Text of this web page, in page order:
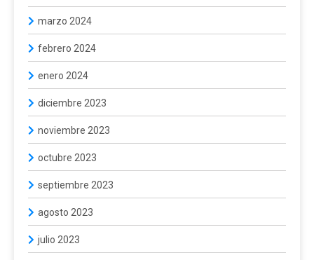
marzo 2024
febrero 2024
enero 2024
diciembre 2023
noviembre 2023
octubre 2023
septiembre 2023
agosto 2023
julio 2023